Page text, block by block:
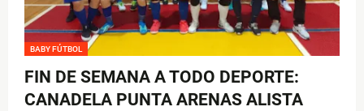
BABY FÚTBOL
FIN DE SEMANA A TODO DEPORTE:
CANADELA PUNTA ARENAS ALISTA